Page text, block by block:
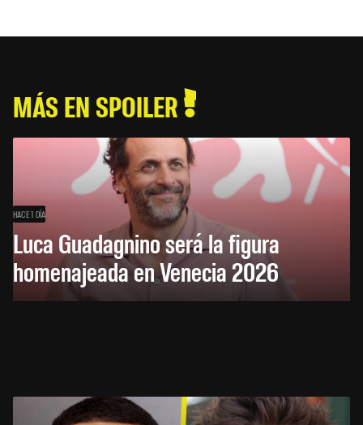
MÁS EN SPOILER
HACE 1 DÍA
Luca Guadagnino será la figura
homenajeada en Venecia 2026